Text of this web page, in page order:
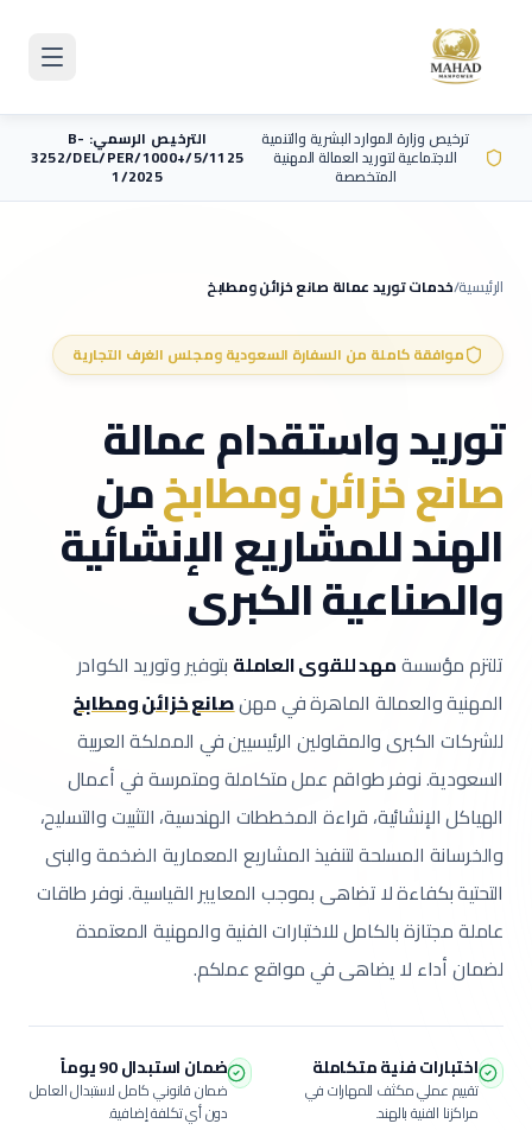
ترخيص وزارة الموارد البشرية والتنمية
الاجتماعية لتوريد العمالة المهنية
المتخصصة
الترخيص الرسمي: B-
3252/DEL/PER/1000+/5/1125
1/2025
الرئيسية/خدمات توريد عمالة صانع خزائن ومطابخ
موافقة كاملة من السفارة السعودية ومجلس الغرف التجارية
توريد واستقدام عمالة
صانع خزائن ومطابخمن
الهند للمشاريع الإنشائية
والصناعية الكبرى
تلتزم مؤسسةمهد للقوى العاملة بتوفير وتوريد الكوادر
المهنية والعمالة الماهرة في مهنصانع خزائن ومطابخ
للشركات الكبرى والمقاولين الرئيسيين في المملكة العربية
السعودية.نوفر طواقم عمل متكاملة ومتمرسة في أعمال
الهياكل الإنشائية، قراءة المخططات الهندسية، التثبيت والتسليح،
والخرسانة المسلحة لتنفيذ المشاريع المعمارية الضخمة والبنى
التحتية بكفاءة لا تضاهى بموجب المعايير القياسية.نوفر طاقات
عاملة مجتازة بالكامل للاختبارات الفنية والمهنية المعتمدة
لضمان أداء لا يضاهى في مواقع عملكم.
اختبارات فنية متكاملة
تقييم عملي مكثف للمهارات في
مراكزنا الفنية بالهند.
ضمان استبدال 90 يوماً
ضمان قانوني كامل لاستبدال العامل
دون أي تكلفة إضافية.